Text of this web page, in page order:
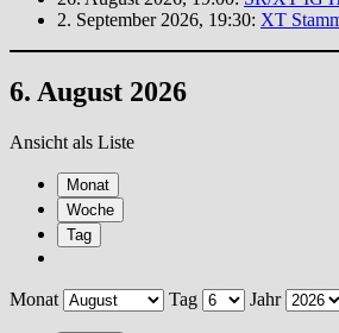
2. September 2026, 19:30: XT
6. August 2026
Ansicht als Liste
Monat
Woche
Tag
Monat Tag Jahr